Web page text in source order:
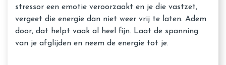
stressor een emotie veroorzaakt en je die vastzet,
vergeet die energie dan niet weer vrij te laten. Adem
door, dat helpt vaak al heel fijn. Laat de spanning
van je afglijden en neem de energie tot je.